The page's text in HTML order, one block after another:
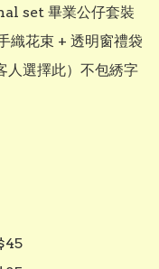
set 畢業公仔套裝
花束 + 透明窗禮袋
選擇此）不包綉字